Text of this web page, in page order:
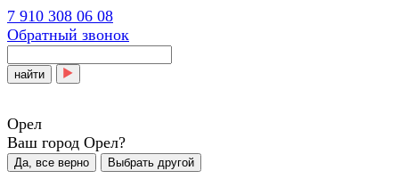
7 910 308 06 08
Обратный звонок
найти
Орел
Ваш город Орел?
Да, все верно Выбрать другой